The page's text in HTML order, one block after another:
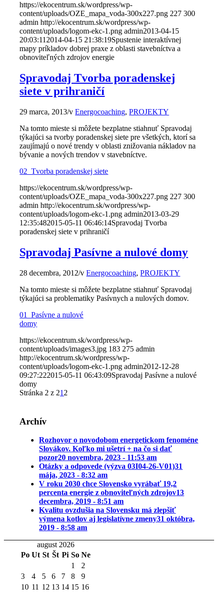
https://ekocentrum.sk/wordpress/wp-
content/uploads/OZE_mapa_voda-300x227.png 227 300
admin http://ekocentrum.sk/wordpress/wp-
content/uploads/logom-ekc-1.png admin2013-04-15
20:03:11 2014-04-15 21:38:19Spustenie interaktívnej
mapy príkladov dobrej praxe z oblasti stavebníctva a
obnoviteľných zdrojov energie
Spravodaj Tvorba poradenskej
siete v prihraničí
29 marca, 2013/vEnergocoaching,PROJEKTY
Na tomto mieste si môžete bezplatne stiahnuť Spravodaj
týkajúci sa tvorby poradenskej siete pre všetkých, ktorí sa
zaujímajú o nové trendy v oblasti znižovania nákladov na
bývanie a nových trendov v stavebníctve.
02_Tvorba poradenskej siete
https://ekocentrum.sk/wordpress/wp-
content/uploads/OZE_mapa_voda-300x227.png 227 300
admin http://ekocentrum.sk/wordpress/wp-
content/uploads/logom-ekc-1.png admin2013-03-29
12:35:482015-05-11 06:46:14Spravodaj Tvorba
poradenskej siete v prihraničí
Spravodaj Pasívne a nulové domy
28 decembra, 2012/vEnergocoaching,PROJEKTY
Na tomto mieste si môžete bezplatne stiahnuť Spravodaj
týkajúci sa problematiky Pasívnych a nulových domov.
01_Pasívne a nulové
domy
https://ekocentrum.sk/wordpress/wp-
content/uploads/images3.jpg 183 275 admin
http://ekocentrum.sk/wordpress/wp-
content/uploads/logom-ekc-1.png admin2012-12-28
09:27:222015-05-11 06:43:09Spravodaj Pasívne a nulové
domy
Stránka 2 z 21 2
Archív
Rozhovor o novodobom energetickom fenoméne
Slovákov. Koľko mi ušetrí + na čo si dať
pozor20 novembra, 2023 - 11:53 am
Otázky a odpovede (výzva 03I04-26-V01)31
mája, 2023 - 8:32 am
V roku 2030 chce Slovensko vyrábať 19,2
percenta energie z obnoviteľných zdrojov13
decembra, 2019 - 8:51 am
Kvalitu ovzdušia na Slovensku má zlepšiť
výmena kotlov aj legislatívne zmeny31 októbra,
2019 - 8:58 am
august 2026
Po Ut St Št Pi So Ne
1
2
3
4 5 6 7 8
9
10 11 12 13 14 15 16